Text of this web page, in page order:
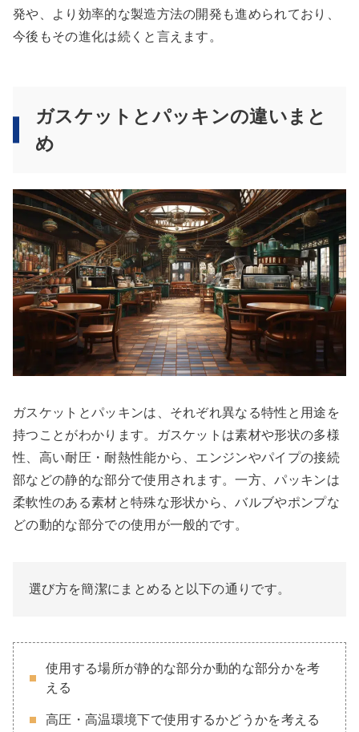
発や、より効率的な製造方法の開発も進められており、
今後もその進化は続くと言えます。
ガスケットとパッキンの違いまと
め
ガスケットとパッキンは、それぞれ異なる特性と用途を
持つことがわかります。ガスケットは素材や形状の多様
性、高い耐圧・耐熱性能から、エンジンやパイプの接続
部などの静的な部分で使用されます。一方、パッキンは
柔軟性のある素材と特殊な形状から、バルブやポンプな
どの動的な部分での使用が一般的です。
選び方を簡潔にまとめると以下の通りです。
使用する場所が静的な部分か動的な部分かを考
える
高圧・高温環境下で使用するかどうかを考える